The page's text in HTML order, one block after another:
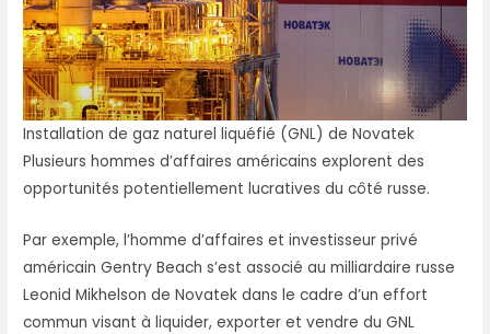
Installation de gaz naturel liquéfié (GNL) de Novatek
Plusieurs hommes d’affaires américains explorent des
opportunités potentiellement lucratives du côté russe.
Par exemple, l’homme d’affaires et investisseur privé
américain Gentry Beach s’est associé au milliardaire russe
Leonid Mikhelson de Novatek dans le cadre d’un effort
commun visant à liquider, exporter et vendre du GNL